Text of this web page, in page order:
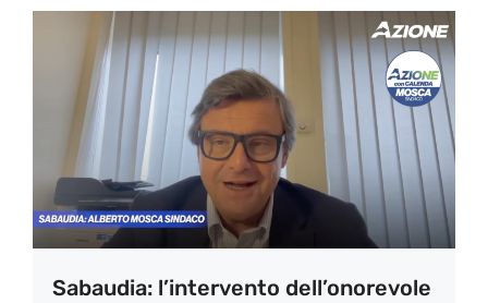
Sabaudia: l’intervento dell’onorevole